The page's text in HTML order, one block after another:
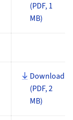
(PDF, 1
MB)
Download
(PDF, 2
MB)